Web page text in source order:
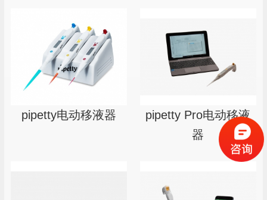
pipetty电动移液器
pipetty Pro电动移液
器